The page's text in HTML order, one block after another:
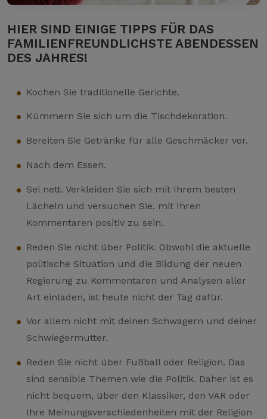
HIER SIND EINIGE TIPPS FÜR DAS
FAMILIENFREUNDLICHSTE ABENDESSEN
DES JAHRES!
Kochen Sie traditionelle Gerichte.
Kümmern Sie sich um die Tischdekoration.
Bereiten Sie Getränke für alle Geschmäcker vor.
Nach dem Essen.
Sei nett. Verkleiden Sie sich mit Ihrem besten
Lächeln und versuchen Sie, mit Ihren
Kommentaren positiv zu sein.
Reden Sie nicht über Politik. Obwohl die aktuelle
politische Situation und die Bildung der neuen
Regierung zu Kommentaren und Analysen aller
Art einladen, ist heute nicht der Tag dafür.
Vor allem nicht mit deinen Schwagern und deiner
Schwiegermutter.
Reden Sie nicht über Fußball oder Religion. Das
sind sensible Themen wie die Politik. Daher ist es
nicht bequem, über den Klassiker, den VAR oder
Ihre Meinungsverschiedenheiten mit der Religion